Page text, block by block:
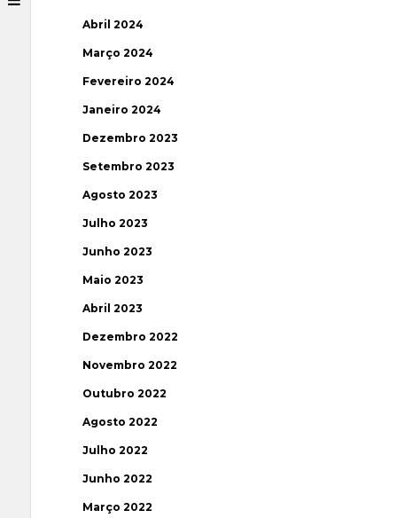
Abril 2024
Março 2024
Fevereiro 2024
Janeiro 2024
Dezembro 2023
Setembro 2023
Agosto 2023
Julho 2023
Junho 2023
Maio 2023
Abril 2023
Dezembro 2022
Novembro 2022
Outubro 2022
Agosto 2022
Julho 2022
Junho 2022
Março 2022